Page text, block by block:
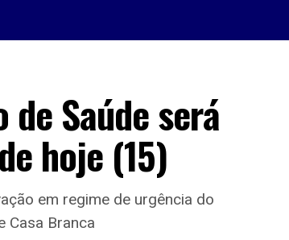
Saúde será
hoje (15)
em regime de urgência do
Casa Branca